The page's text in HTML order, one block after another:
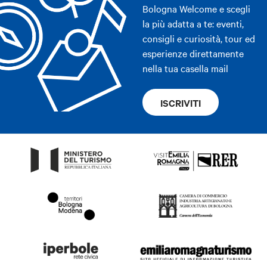
Bologna Welcome e scegli
la più adatta a te: eventi,
consigli e curiosità, tour ed
esperienze direttamente
nella tua casella mail
ISCRIVITI